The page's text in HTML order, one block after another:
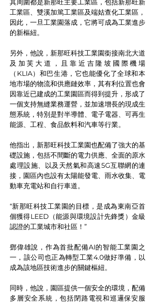
其周圍都是新那旺主要工業區，包括新那旺新
工業區、雙溪加篤工業區及端姑查化工業區，
因此，一旦工業園落成，它將可成為工業進步
的新樞紐。
另外，他說，新那旺科技工業園銜接南北大道
及加芙大道，且靠近吉隆坡國際機場
（KLIA）和巴生港，它也能優化了全球和本
地市場的物流和供應鏈效率，其有利位置也會
因靠近已建成的工業園區而得到提升，形成了
一個支持無縫業務運營，並加速增長的現成生
態系統，特別是對半導體、電子電器、可再生
能源、工程、食品飲料和汽車等行業。
他指出，新那旺科技工業園也配備了強大的基
礎設施，包括不間斷的電力供應、全面的原水
處理設施、以及天然氣和高速5G互聯網的連
接，園區內也設有太陽能發電、雨水收集、電
動車充電站和自行車道。
“新那旺科技工業園的目標，是成為東南亞首
個獲得LEED（能源與環境設計先鋒獎）金級
認證的工業城市和社區！”
鄧偉雄說，作為首批配備AI的智能工業園之
一，該公司也正為轉型工業4.0做好準備，以
成為該地區技術進步的關鍵樞紐。
同時，他說，園區提供一個安全的環境，配備
多層安全系統，包括閉路電視和巡邏保安服